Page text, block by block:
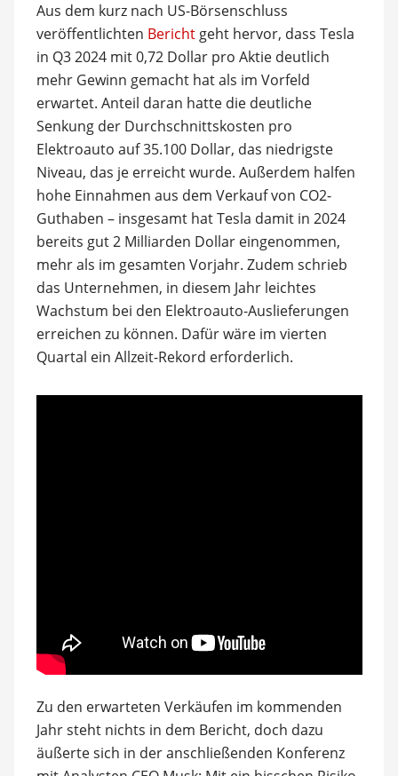
Aus dem kurz nach US-Börsenschluss
veröffentlichten Berichtgeht hervor, dass Tesla
in Q3 2024 mit 0,72 Dollar pro Aktie deutlich
mehr Gewinn gemacht hat als im Vorfeld
erwartet. Anteil daran hatte die deutliche
Senkung der Durchschnittskosten pro
Elektroauto auf 35.100 Dollar, das niedrigste
Niveau, das je erreicht wurde. Außerdem halfen
hohe Einnahmen aus dem Verkauf von CO2-
Guthaben – insgesamt hat Tesla damit in 2024
bereits gut 2 Milliarden Dollar eingenommen,
mehr als im gesamten Vorjahr. Zudem schrieb
das Unternehmen, in diesem Jahr leichtes
Wachstum bei den Elektroauto-Auslieferungen
erreichen zu können. Dafür wäre im vierten
Quartal ein Allzeit-Rekord erforderlich.
Zu den erwarteten Verkäufen im kommenden
Jahr steht nichts in dem Bericht, doch dazu
äußerte sich in der anschließenden Konferenz